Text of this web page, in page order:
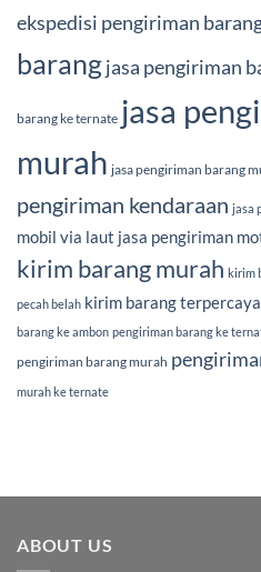
ekspedisi pengiriman
barangjasa pengiriman
barang ke ternate jasa
murah jasa pengiriman barang
pengiriman kendaraan jasa
mobil via laut jasa pengiriman
kirim barang murah kirim
pecah belah kirim barang terpercaya
barang ke ambon pengiriman barang ke
pengiriman barang murah
murah ke ternate
ABOUT US